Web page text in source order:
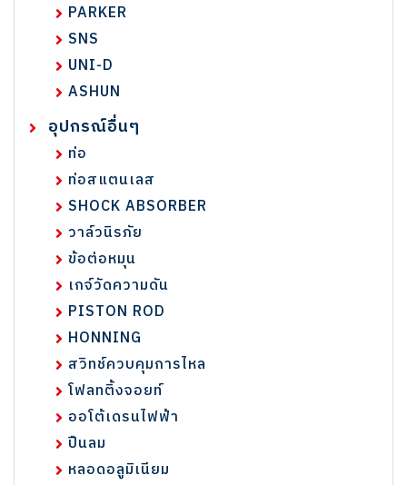
PARKER
SNS
UNI-D
ASHUN
อุปกรณ์อื่นๆ
ท่อ
ท่อสแตนเลส
SHOCK ABSORBER
วาล์วนิรภัย
ข้อต่อหมุน
เกจ์วัดความดัน
PISTON ROD
HONNING
สวิทช์ควบคุมการไหล
โฟลทติ้งจอยท์
ออโต้เดรนไฟฟ้า
ปืนลม
หลอดอลูมิเนียม